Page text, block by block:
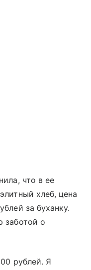
что в ее
хлеб, цена
за буханку.
заботой о
рублей. Я